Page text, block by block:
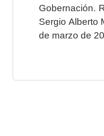
Gobernación.
Sergio Alberto
de marzo de